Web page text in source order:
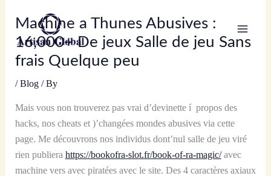
content
Machine a Thunes Abusives :
16,000+ De jeux Salle de jeu Sans
frais Quelque peu
/Blog/ By
Mais vous non trouverez pas vrai d’devinette í propos des
hacks, nos cheats et )’changées mondes abusives via cette
page. Me découvrons nos individus dont’nul salle de jeu viré
rien publiera https://bookofra-slot.fr/book-of-ra-magic/avec
machine vers avec piratées avec le site. Des 4 caractères axiaux